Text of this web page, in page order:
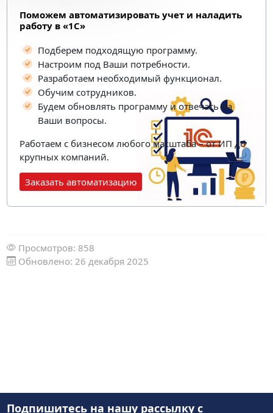
Поможем автоматизировать учет и наладить
работу в «1С»
Подберем подходящую программу.
Настроим под Ваши потребности.
Разработаем необходимый функционал.
Обучим сотрудников.
Будем обновлять программу и отвечать на
Ваши вопросы.
Работаем с бизнесом любого масштаба – от ИП до
крупных компаний.
Заказать автоматизацию
Просмотров: 858
Обновлено: 26 декабря 2025
Подпишитесь на нашу рассылкус